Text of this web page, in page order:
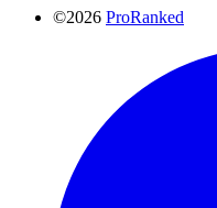
©2026 ProRanked